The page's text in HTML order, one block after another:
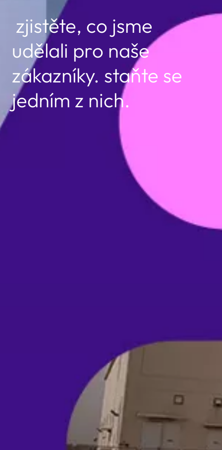
zjistěte, co jsme
udělali pro naše
zákazníky. staňte se
jedním z nich.